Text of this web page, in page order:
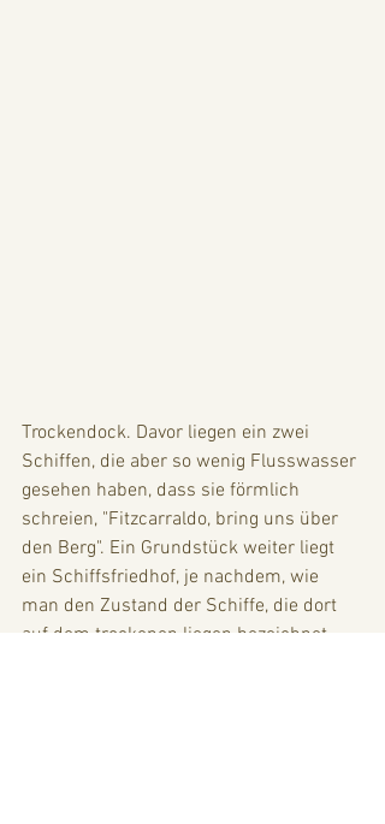
Trockendock. Davor liegen ein zwei
Schiffen, die aber so wenig Flusswasser
gesehen haben, dass sie förmlich
schreien, "Fitzcarraldo, bring uns über
den Berg". Ein Grundstück weiter liegt
ein Schiffsfriedhof, je nachdem, wie
man den Zustand der Schiffe, die dort
auf dem trockenen liegen bezeichnet.